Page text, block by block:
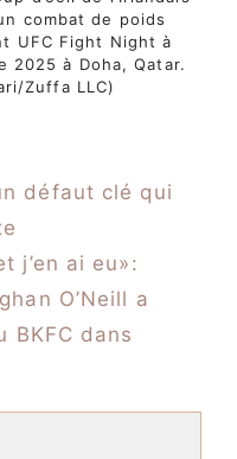
combat de poids
UFC Fight Night à
2025 à Doha, Qatar.
Zuffa LLC)
défaut clé qui
j’en ai eu»:
O’Neill a
BKFC dans